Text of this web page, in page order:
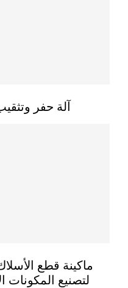
آلة حفر
ماكينة قطع الأسلاك
لتصنيع المكونات